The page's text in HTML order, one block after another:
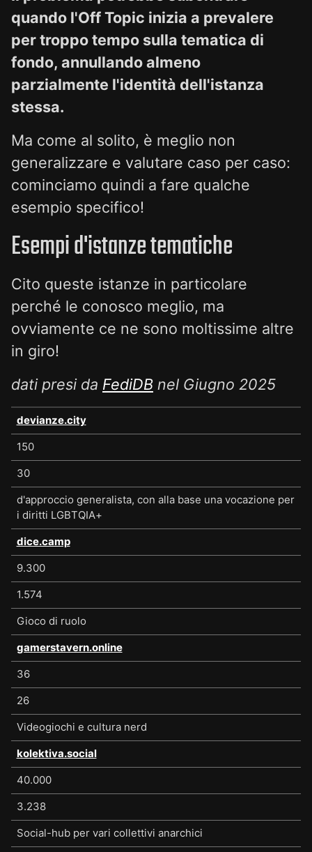
quando l'Off Topic inizia a prevalere
per troppo tempo sulla tematica di
fondo, annullando almeno
parzialmente l'identità dell'istanza
stessa.
Ma come al solito, è meglio non
generalizzare e valutare caso per caso:
cominciamo quindi a fare qualche
esempio specifico!
Esempi d'istanze tematiche
Cito queste istanze in particolare
perché le conosco meglio, ma
ovviamente ce ne sono moltissime altre
in giro!
dati presi da FediDB nel Giugno 2025
devianze.city
150
30
d'approccio generalista, con alla base una vocazione per
i diritti LGBTQIA+
dice.camp
9.300
1.574
Gioco di ruolo
gamerstavern.online
36
26
Videogiochi e cultura nerd
kolektiva.social
40.000
3.238
Social-hub per vari collettivi anarchici